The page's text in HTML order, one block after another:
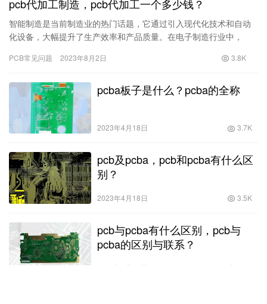
pcb代加工制造，pcb代加工一个多少钱？
智能制造是当前制造业的热门话题，它通过引入现代化技术和自动
化设备，大幅提升了生产效率和产品质量。在电子制造行业中，
代加…
PCB常见问题 2023年8月2日 3.8K
pcba板子是什么？pcba的全称
2023年4月18日 3.7K
pcb及pcba，pcb和pcba有什么区
别？
2023年4月18日 3.5K
pcb与pcba有什么区别，pcb与
pcba的区别与联系？
2023年4月18日